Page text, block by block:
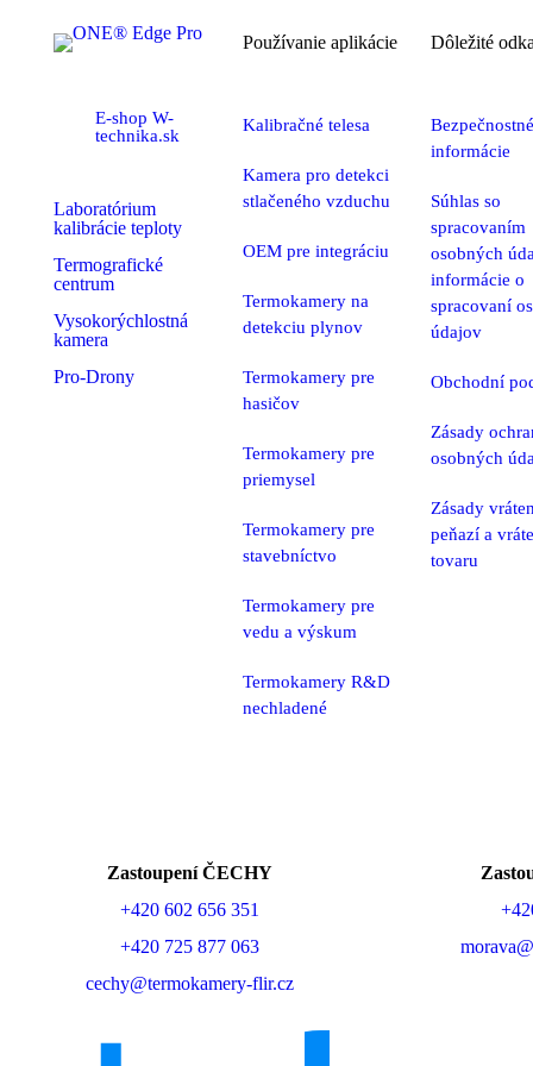
E-shop W-
technika.sk
Laboratórium
kalibrácie teploty
Termografické
centrum
Vysokorýchlostná
kamera
Pro-Drony
Používanie aplikácie
Kalibračné telesa
Kamera pro detekci
stlačeného vzduchu
OEM pre integráciu
Termokamery na
detekciu plynov
Termokamery pre
hasičov
Termokamery pre
priemysel
Termokamery pre
stavebníctvo
Termokamery pre
vedu a výskum
Termokamery R&D
nechladené
Dôležité
Bezpečnostné
informácie
Súhlas so
spracovaním
osobných
informácie o
spracovaní
údajov
Obchodní
Zásady
osobných
Zásady
peňazí a
tovaru
Zastoupení ČECHY
+420 602 656 351
+420 725 877 063
cechy@termokamery-flir.cz